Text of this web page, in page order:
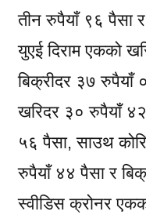
तीन रुपैयाँ ९६ पैसा
युएई दिराम एकको
बिक्रीदर ३७ रुपैयाँ
खरिदर ३० रुपैयाँ
५६ पैसा, साउथ
रुपैयाँ ४४ पैसा र
स्वीडिस क्रोनर